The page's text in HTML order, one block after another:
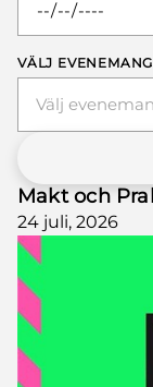
VÄLJ
Välj
Makt och
24 juli, 2026